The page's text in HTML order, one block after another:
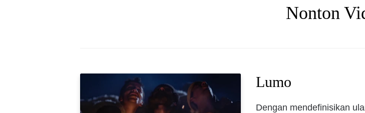
Nonton
Lumo
Dengan mendefinisikan